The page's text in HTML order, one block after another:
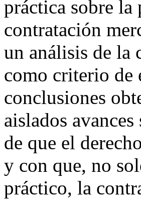
práctica sobre
contratación
un análisis de la
como criterio de
conclusiones
aislados
de que el
y con que, no
práctico, la